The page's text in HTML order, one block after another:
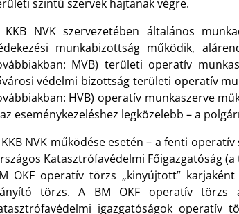
szintű szervek hajtanak végre.
KKB NVK szervezetében általános
munkabizottság működik,
MVB) területi operatív
védelmi bizottság területi operatív
HVB) operatív munkaszerve
eseménykezeléshez legközelebb – a
KKB NVK működése esetén – a fenti
Katasztrófavédelmi Főigazgatóság
OKF operatív törzs „kinyújtott”
törzs. A BM OKF operatív törzs
igazgatóságok operatív